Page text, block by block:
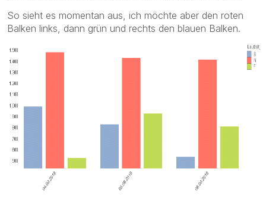
So sieht es momentan aus, ich möchte aber den roten
Balken links, dann grün und rechts den blauen Balken.